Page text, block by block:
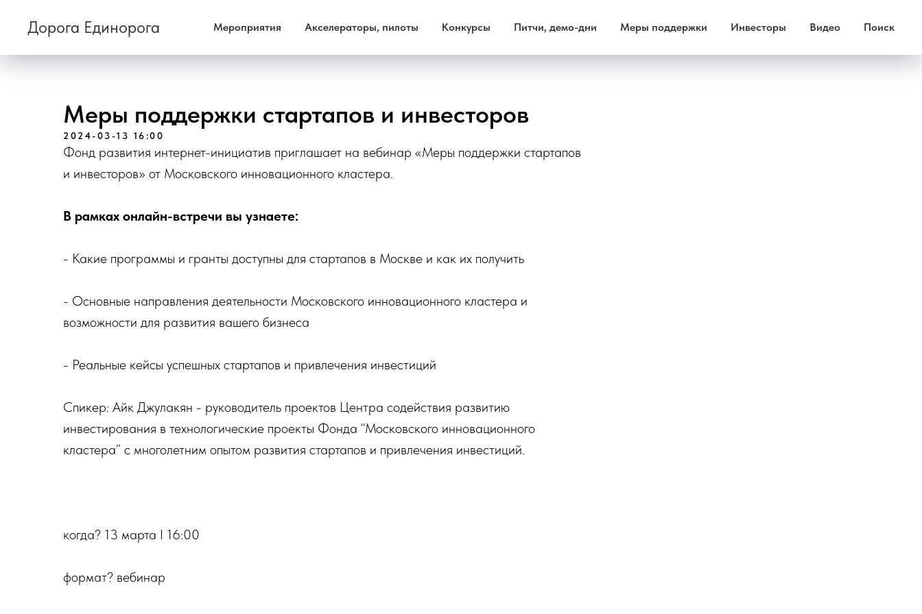
Дорога Единорога Мероприятия Акселераторы, пилоты Конкурсы Питчи, демо-дни Меры поддержки Инвесторы Видео Поиск
Меры поддержки стартапов и инвесторов
2024-03-13 16:00
Фонд развития интернет-инициатив приглашает на вебинар «Меры поддержки стартапов
и инвесторов» от Московского инновационного кластера.
В рамках онлайн-встречи вы узнаете:
- Какие программы и гранты доступны для стартапов в Москве и как их получить
- Основные направления деятельности Московского инновационного кластера и
возможности для развития вашего бизнеса
- Реальные кейсы успешных стартапов и привлечения инвестиций
Спикер: Айк Джулакян - руководитель проектов Центра содействия развитию
инвестирования в технологические проекты Фонда “Московского инновационного
кластера” с многолетним опытом развития стартапов и привлечения инвестиций.
когда? 13 марта I 16:00
формат? вебинар